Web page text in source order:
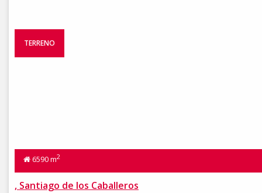
TERRENO
6590 m2
, Santiago de los Caballeros